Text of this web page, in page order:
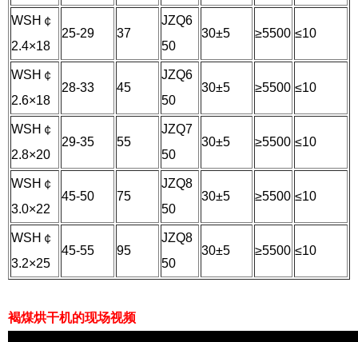
WSH￠
2.4×18
25-29 37
JZQ6
50
30±5 ≥5500 ≤10
WSH￠
2.6×18
28-33 45
JZQ6
50
30±5 ≥5500 ≤10
WSH￠
2.8×20
29-35 55
JZQ7
50
30±5 ≥5500 ≤10
WSH￠
3.0×22
45-50 75
JZQ8
50
30±5 ≥5500 ≤10
WSH￠
3.2×25
45-55 95
JZQ8
50
30±5 ≥5500 ≤10
褐煤烘干机的现场视频